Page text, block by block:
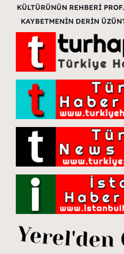
KÜLTÜRÜNÜN REHBERİ
KAYBETMENİN DERİN